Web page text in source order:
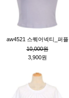
aw4521 스퀘어넥티_퍼플
10,000원
3,900원